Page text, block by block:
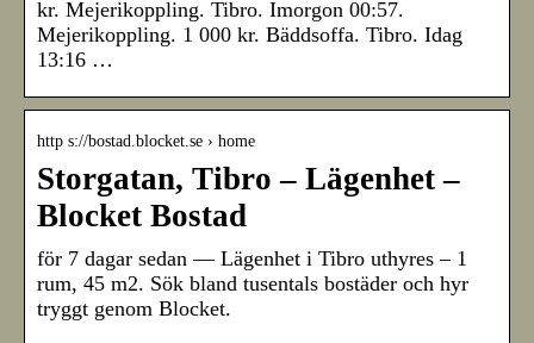
kr. Mejerikoppling. Tibro. Imorgon 00:57.
Mejerikoppling. 1 000 kr. Bäddsoffa. Tibro. Idag
13:16 …
http s://bostad.blocket.se › home
Storgatan, Tibro – Lägenhet –
Blocket Bostad
för 7 dagar sedan — Lägenhet i Tibro uthyres – 1
rum, 45 m2. Sök bland tusentals bostäder och hyr
tryggt genom Blocket.